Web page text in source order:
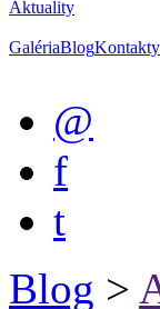
Aktuality
GalériaBlogKontakty
@
f
t
Blog >